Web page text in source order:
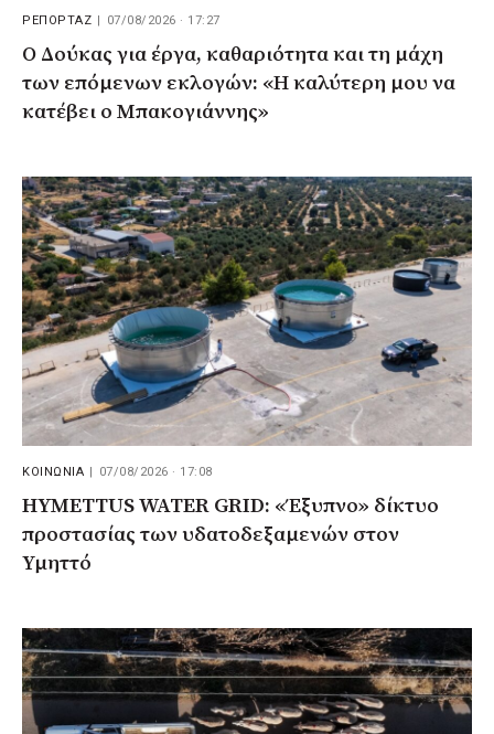
ΡΕΠΟΡΤΑΖ 07/08/2026 · 17:27
Ο Δούκας για έργα, καθαριότητα και τη μάχη
των επόμενων εκλογών: «Η καλύτερη μου να
κατέβει ο Μπακογιάννης»
ΚΟΙΝΩΝΙΑ | 07/08/2026 · 17:08
HYMETTUS WATER GRID: «Έξυπνο» δίκτυο
προστασίας των υδατοδεξαμενών στον
Υμηττό